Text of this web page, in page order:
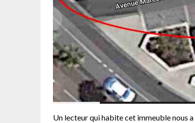
Un lecteur qui habite cet immeuble nous